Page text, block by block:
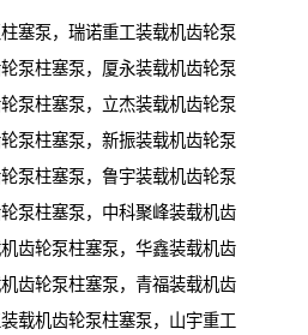
塞泵，瑞诺重工装载机齿轮泵
泵柱塞泵，厦永装载机齿轮泵
泵柱塞泵，立杰装载机齿轮泵
泵柱塞泵，新振装载机齿轮泵
泵柱塞泵，鲁宇装载机齿轮泵
泵柱塞泵，中科聚峰装载机齿
齿轮泵柱塞泵，华鑫装载机齿
齿轮泵柱塞泵，青福装载机齿
载机齿轮泵柱塞泵，山宇重工